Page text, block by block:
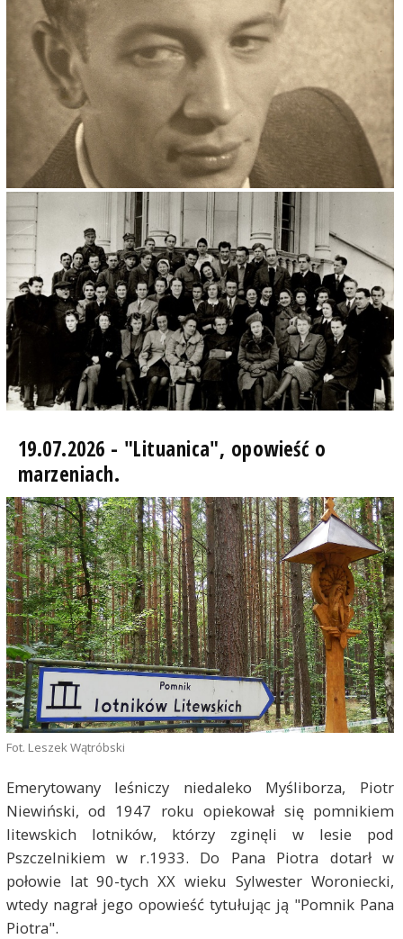
19.07.2026 - "Lituanica", opowieść o
marzeniach.
Fot. Leszek Wątróbski
Emerytowany leśniczy niedaleko Myśliborza, Piotr
Niewiński, od 1947 roku opiekował się pomnikiem
litewskich lotników, którzy zginęli w lesie pod
Pszczelnikiem w r.1933. Do Pana Piotra dotarł w
połowie lat 90-tych XX wieku Sylwester Woroniecki,
wtedy nagrał jego opowieść tytułując ją "Pomnik Pana
Piotra".